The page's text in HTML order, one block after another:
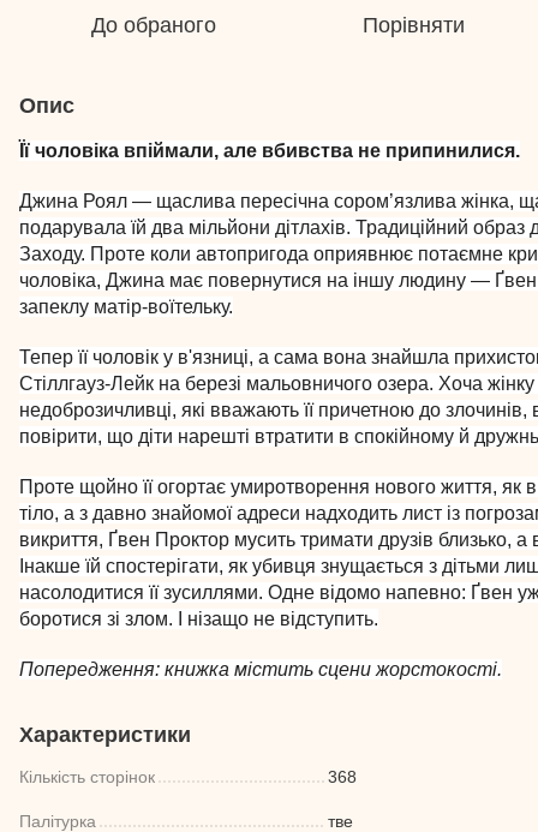
До обраного Порівняти
Опис
Її чоловіка впіймали, але вбивства не припинилися.
Джина Роял — щаслива пересічна сором’язлива жінка,
подарувала їй два мільйони дітлахів. Традиційний
Заходу. Проте коли автопригода оприявнює потаємне
чоловіка, Джина має повернутися на іншу людину —
запеклу матір-воїтельку.
Тепер її чоловік у в'язниці, а сама вона знайшла
Стіллгауз-Лейк на березі мальовничого озера. Хоча
недоброзичливці, які вважають її причетною до злочинів,
повірити, що діти нарешті втратити в спокійному й
Проте щойно її огортає умиротворення нового життя, як
тіло, а з давно знайомої адреси надходить лист із
викриття, Ґвен Проктор мусить тримати друзів близько, а
Інакше їй спостерігати, як убивця знущається з дітьми
насолодитися її зусиллями. Одне відомо напевно: Ґвен
боротися зі злом. І нізащо не відступить.
Попередження: книжка містить сцени жорстокості.
Характеристики
Кількість сторінок 368
Палітурка тве